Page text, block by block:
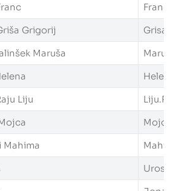
Grigorij
Maruša
Liju
Mahima